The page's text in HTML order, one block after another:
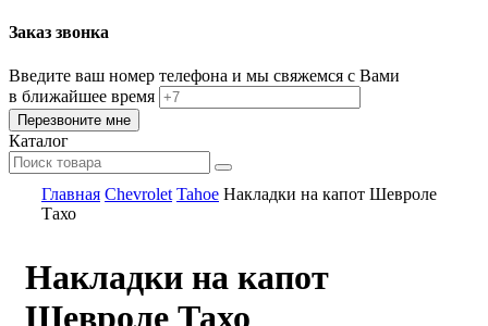
Заказ звонка
Введите ваш номер телефона и мы свяжемся с Вами
в ближайшее время
Каталог
Главная Chevrolet Tahoe Накладки на капот Шевроле
Тахо
Накладки на капот
Шевроле Тахо